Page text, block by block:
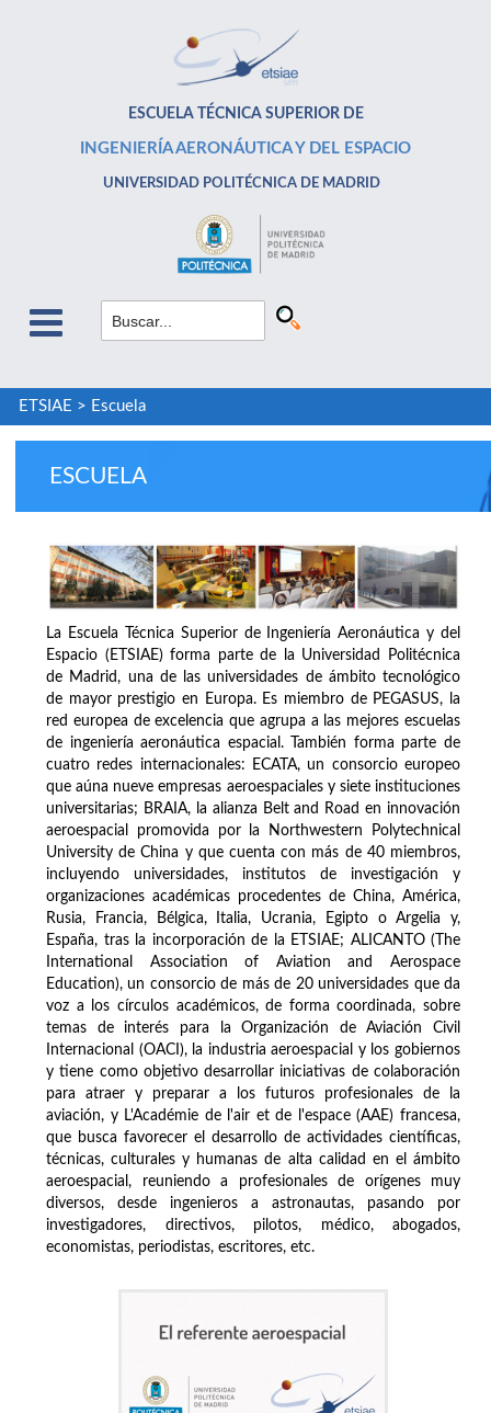
ESCUELA TÉCNICA SUPERIOR DE
INGENIERÍA AERONÁUTICA Y DEL ESPACIO
UNIVERSIDAD POLITÉCNICA DE MADRID
ETSIAE > Escuela
ESCUELA
La Escuela Técnica Superior de Ingeniería Aeronáutica y del
Espacio (ETSIAE) forma parte de la Universidad Politécnica
de Madrid, una de las universidades de ámbito tecnológico
de mayor prestigio en Europa. Es miembro de PEGASUS, la
red europea de excelencia que agrupa a las mejores escuelas
de ingeniería aeronáutica espacial. También forma parte de
cuatro redes internacionales: ECATA, un consorcio europeo
que aúna nueve empresas aeroespaciales y siete instituciones
universitarias; BRAIA, la alianza Belt and Road en innovación
aeroespacial promovida por la Northwestern Polytechnical
University de China y que cuenta con más de 40 miembros,
incluyendo universidades, institutos de investigación y
organizaciones académicas procedentes de China, América,
Rusia, Francia, Bélgica, Italia, Ucrania, Egipto o Argelia y,
España, tras la incorporación de la ETSIAE; ALICANTO (The
International Association of Aviation and Aerospace
Education), un consorcio de más de 20 universidades que da
voz a los círculos académicos, de forma coordinada, sobre
temas de interés para la Organización de Aviación Civil
Internacional (OACI), la industria aeroespacial y los gobiernos
y tiene como objetivo desarrollar iniciativas de colaboración
para atraer y preparar a los futuros profesionales de la
aviación, y L'Académie de l'air et de l'espace (AAE) francesa,
que busca favorecer el desarrollo de actividades científicas,
técnicas, culturales y humanas de alta calidad en el ámbito
aeroespacial, reuniendo a profesionales de orígenes muy
diversos, desde ingenieros a astronautas, pasando por
investigadores, directivos, pilotos, médico, abogados,
economistas, periodistas, escritores, etc.